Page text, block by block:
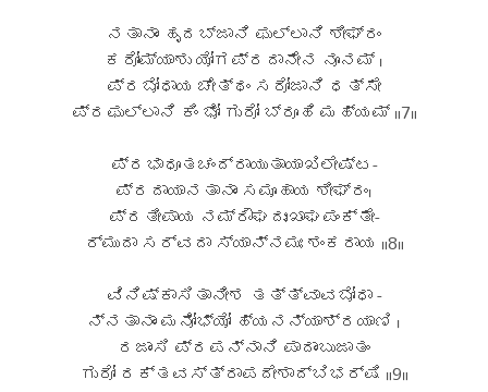
ನತಾನಾಂ ಹೃದಬ್ಜಾನಿ ಫುಲ್ಲಾನಿ ಶೀಘ್ರಂ
ಕರೋಮ್ಯಾಶು ಯೋಗಪ್ರದಾನೇನ ನೂನಮ್ ।
ಪ್ರಬೋಧಾಯ ಚೇತ್ಥಂ ಸರೋಜಾನಿ ಧತ್ಸೇ
ಪ್ರಫುಲ್ಲಾನಿ ಕಿಂ ಭೋ ಗುರೋ ಬ್ರೂಹಿ ಮಹ್ಯಮ್ ॥7॥
ಪ್ರಭಾಧೂತಚಂದ್ರಾಯುತಾಯಾಖಿಲೇಷ್ಟ-
ಪ್ರದಾಯಾನತಾನಾಂ ಸಮೂಹಾಯ ಶೀಘ್ರಂ।
ಪ್ರತೀಪಾಯ ನಮ್ರೌಘದುಃಖಾಘಪಂಕ್ತೇ-
ರ್ಮುದಾ ಸರ್ವದಾ ಸ್ಯಾನ್ನಮಃ ಶಂಕರಾಯ ॥8॥
ವಿನಿಷ್ಕಾಸಿತಾನೀಶ ತತ್ತ್ವಾವಬೋಧಾ -
ನ್ನತಾನಾಂ ಮನೋಭ್ಯೋ ಹ್ಯನನ್ಯಾಶ್ರಯಾಣಿ ।
ರಜಾಂಸಿ ಪ್ರಪನ್ನಾನಿ ಪಾದಾಂಬುಜಾತಂ
ಗುರೋ ರಕ್ತವಸ್ತ್ರಾಪದೇಶಾದ್ಬಿಭರ್ಷಿ ॥9॥